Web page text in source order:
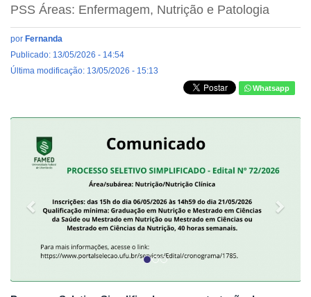
PSS Áreas: Enfermagem, Nutrição e Patologia
por Fernanda
Publicado: 13/05/2026 - 14:54
Última modificação: 13/05/2026 - 15:13
Whatsapp